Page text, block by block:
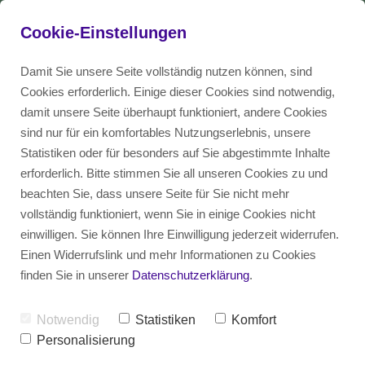
Blog
DE
EN
Talent
Employer
Efficient. Compliant. Fair.
Germany’s first fully anonymized recruiting
Efficient. Compliant. Fair.
Germany’s first fully anonymized recruiting
Efficient. Compliant. Fair.
Germany’s first fully anonymized recruiting
Efficient. Compliant. Fair.
Germany’s first fully anonymized recruiting
Cookie-Einstellungen
Damit Sie unsere Seite vollständig nutzen können, sind
Cookies erforderlich. Einige dieser Cookies sind notwendig,
damit unsere Seite überhaupt funktioniert, andere Cookies
sind nur für ein komfortables Nutzungserlebnis, unsere
Statistiken oder für besonders auf Sie abgestimmte Inhalte
erforderlich. Bitte stimmen Sie all unseren Cookies zu und
beachten Sie, dass unsere Seite für Sie nicht mehr
vollständig funktioniert, wenn Sie in einige Cookies nicht
einwilligen. Sie können Ihre Einwilligung jederzeit widerrufen.
Einen Widerrufslink und mehr Informationen zu Cookies
finden Sie in unserer Datenschutzerklärung.
Notwendig Statistiken
Komfort
Personalisierung